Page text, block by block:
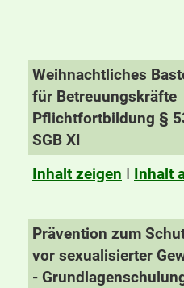
Weihnachtliches
für Betreuungskräfte
Pflichtfortbildung §
SGB XI
Inhalt zeigen I Inhalt
Prävention zum
vor sexualisierter
-